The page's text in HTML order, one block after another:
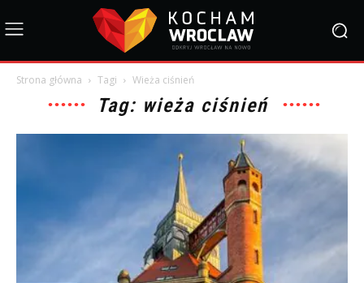
Strona główna Tagi Wieża ciśnień
Tag: wieża ciśnień